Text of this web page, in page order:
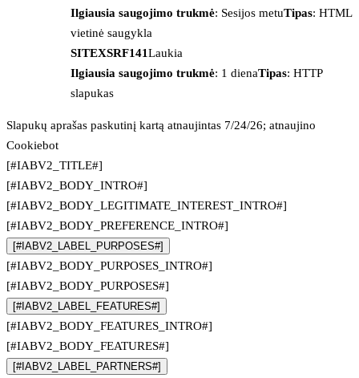
Ilgiausia saugojimo trukmė: Sesijos metuTipas: HTML
vietinė saugykla
SITEXSRF141Laukia
Ilgiausia saugojimo trukmė: 1 dienaTipas: HTTP
slapukas
Slapukų aprašas paskutinį kartą atnaujintas 7/24/26; atnaujino
Cookiebot
[#IABV2_TITLE#]
[#IABV2_BODY_INTRO#]
[#IABV2_BODY_LEGITIMATE_INTEREST_INTRO#]
[#IABV2_BODY_PREFERENCE_INTRO#]
[#IABV2_LABEL_PURPOSES#]
[#IABV2_BODY_PURPOSES_INTRO#]
[#IABV2_BODY_PURPOSES#]
[#IABV2_LABEL_FEATURES#]
[#IABV2_BODY_FEATURES_INTRO#]
[#IABV2_BODY_FEATURES#]
[#IABV2_LABEL_PARTNERS#]